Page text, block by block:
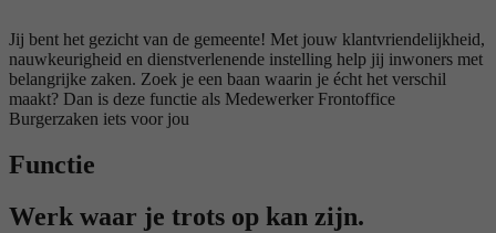
Jij bent het gezicht van de gemeente! Met jouw klantvriendelijkheid,
nauwkeurigheid en dienstverlenende instelling help jij inwoners met
belangrijke zaken. Zoek je een baan waarin je écht het verschil
maakt? Dan is deze functie als Medewerker Frontoffice
Burgerzaken iets voor jou
Functie
Werk waar je trots op kan zijn.